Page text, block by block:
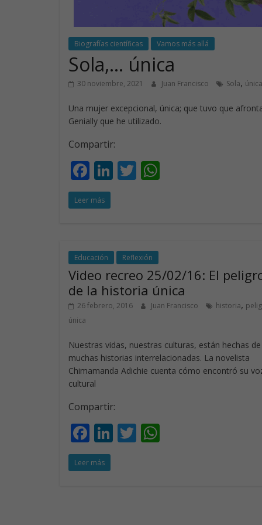
Biografías científicas Vamos más allá
Sola,… única
30 noviembre, 2021 Juan Francisco Sola, única
Una mujer excepcional, única; que tuvo que
Genially que he utilizado.
Compartir:
F
ac
e
o
o
k
Li
dI
n
T
p
p
Leer más
Educación Reflexión
Video recreo 25/02/16: El
de la historia única
26 febrero, 2016 Juan Francisco historia,
única
Nuestras vidas, nuestras culturas, están hechas de
muchas historias interrelacionadas. La novelista
Chimamanda Adichie cuenta cómo encontró su
cultural
Compartir:
F
ac
e
Li T
Leer más